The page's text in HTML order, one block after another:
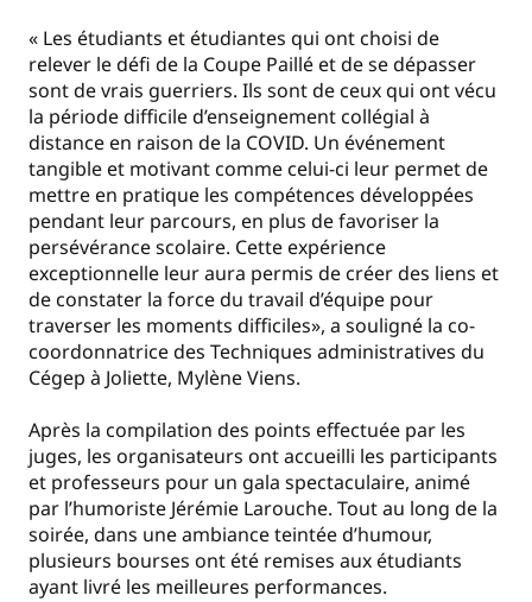
« Les étudiants et étudiantes qui ont choisi de
relever le défi de la Coupe Paillé et de se dépasser
sont de vrais guerriers. Ils sont de ceux qui ont vécu
la période difficile d’enseignement collégial à
distance en raison de la COVID. Un événement
tangible et motivant comme celui-ci leur permet de
mettre en pratique les compétences développées
pendant leur parcours, en plus de favoriser la
persévérance scolaire. Cette expérience
exceptionnelle leur aura permis de créer des liens et
de constater la force du travail d’équipe pour
traverser les moments difficiles», a souligné la co-
coordonnatrice des Techniques administratives du
Cégep à Joliette, Mylène Viens.
Après la compilation des points effectuée par les
juges, les organisateurs ont accueilli les participants
et professeurs pour un gala spectaculaire, animé
par l’humoriste Jérémie Larouche. Tout au long de la
soirée, dans une ambiance teintée d’humour,
plusieurs bourses ont été remises aux étudiants
ayant livré les meilleures performances.